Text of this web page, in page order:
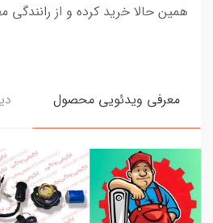
همین حالا خرید کرده و از رانندگی
معرفی ویدئویی محصول